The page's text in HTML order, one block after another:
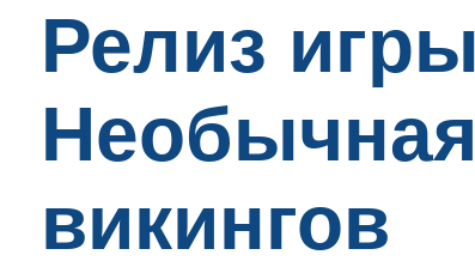
Релиз
Необычная
викингов